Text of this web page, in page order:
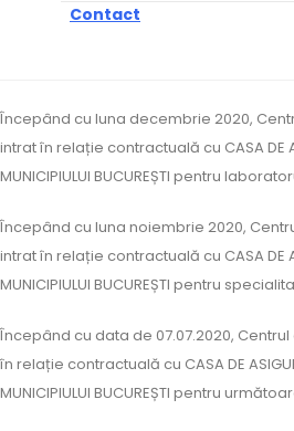
Contact
Începând cu luna decembrie 2020,
intrat în relație contractuală cu CASA DE
MUNICIPIULUI BUCUREȘTI pentru
Începând cu luna noiembrie 2020,
intrat în relație contractuală cu CASA DE
MUNICIPIULUI BUCUREȘTI pentru
Începând cu data de 07.07.2020, Centrul
în relație contractuală cu CASA DE
MUNICIPIULUI BUCUREȘTI pentru